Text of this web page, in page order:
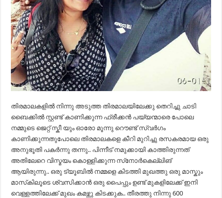
തിരമാലകളിൽ നിന്നു അടുത്ത തിരമാലയിലേക്കു തെറിച്ചു ചാടി
ബൈക്കിൽ സ്റ്റണ്ട് കാണിക്കുന്ന ഫ്രീക്കൻ പയ്യന്മാരെ പോലെ
നമ്മുടെ ജെറ്റ് സ്കീ യും ഓരോ മൂന്നു റൌണ്ട് സ്വർഗം
കാണിക്കുന്നതുപോലെ തിരമാലകളെ കീറി മുറിച്ചു രസകരമായ ഒരു
അനുഭൂതി പകർന്നു തന്നു.. പിന്നീട് നമുക്കായി കാത്തിരുന്നത്
അതിലേറെ വിസ്മയം കൊള്ളിക്കുന്ന സ്‌നോർകെല്ലിങ്
ആയിരുന്നു.. ഒരു ട്യൂബിൽ നമ്മളെ കിടത്തി മുഖത്തു ഒരു മാസ്കും
മാസ്‌കിലൂടെ ശ്വസിക്കാൻ ഒരു പൈപ്പും ഉണ്ട് മുകളിലേക്ക് ഇനി
വെള്ളത്തിലേക്ക് മുഖം കമഴ്ന്നു കിടക്കുക.. തീരത്തു നിന്നു 600